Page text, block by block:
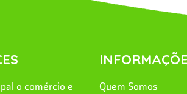
o comércio e
Quem Somos